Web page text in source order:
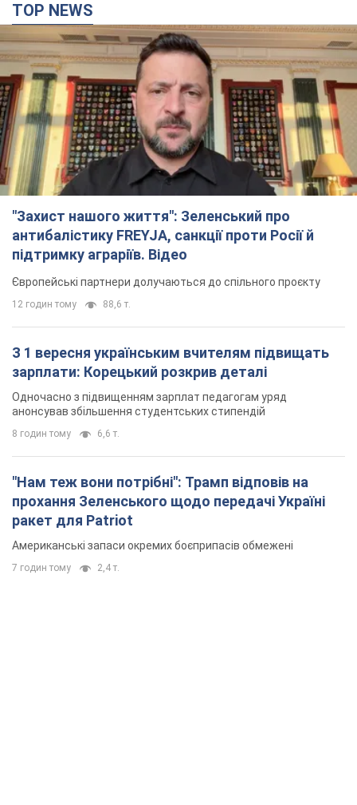
TOP NEWS
"Захист нашого життя": Зеленський про
антибалістику FREYJA, санкції проти Росії й
підтримку аграріїв. Відео
Європейські партнери долучаються до спільного проєкту
12 годин тому 88,6 т.
З 1 вересня українським вчителям підвищать
зарплати: Корецький розкрив деталі
Одночасно з підвищенням зарплат педагогам уряд
анонсував збільшення студентських стипендій
8 годин тому 6,6 т.
"Нам теж вони потрібні": Трамп відповів на
прохання Зеленського щодо передачі Україні
ракет для Patriot
Американські запаси окремих боєприпасів обмежені
7 годин тому 2,4 т.